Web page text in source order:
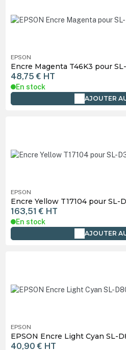
EPSON
Encre Magenta T46K3 pour
48,75 € HT
En stock
AJOUTER
EPSON
Encre Yellow T17104 pour SL-
163,51 € HT
En stock
AJOUTER
EPSON
EPSON Encre Light Cyan SL-
40,90 € HT